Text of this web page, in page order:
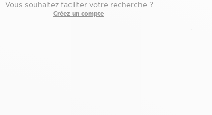
Vous souhaitez faciliter votre recherche ?
Créez un compte